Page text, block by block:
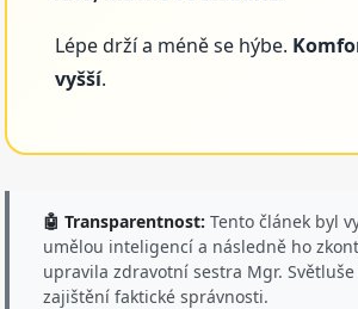
Lépe drží a méně se hýbe.
vyšší.
🤖 Transparentnost: Tento článek byl
umělou inteligencí a následně ho
upravila zdravotní sestra Mgr.
zajištění faktické správnosti.